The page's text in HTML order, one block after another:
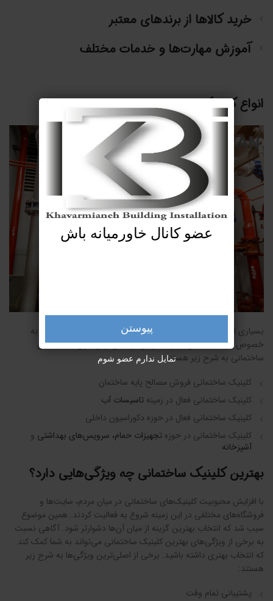
خرید کالاها از برندهای معتبر
آموزش مهارت‌ها و خدمات مختلف
انواع کلینیک ساختمانی
بسیاری از کلینیک‌های ساختمانی به صورت تخصصی و در یک حوزه به
خصوص به فعالیت می‌پردازند. برخی از اصلی‌ترین انواع کلینیک‌های
ساختمانی به شرح زیر هستند:
کلینیک ساختمانی فروش مصالح پایه ساختمان
کلینیک ساختمانی فعال در زمینه تاسیسات آب
کلینیک ساختمانی فعال در حوزه دکوراسیون داخلی
کلینیک ساختمانی در حوزه تجهیزات حمام، سرویس‌های بهداشتی و
آشپزخانه
بهترین کلینیک ساختمانی چه ویژگی‌هایی دارد؟
با افزایش محبوبیت کلینیک‌های ساختمانی در میان مردم، سایت‌ها و
فروشگا‌ه‌های مختلفی در این زمینه شروع به فعالیت کردند. همین موضوع
سبب شد که انتخاب بهترین گزینه از میان آن‌ها دشوارتر شود. آگاهی نسبت
به برخی از ویژگی‌های بهترین کلینیک ساختمانی می‌تواند به شما کمک کند
که انتخاب بهتری داشته باشید. برخی از اصلی‌ترین ویژگی‌ها به شرح زیر
هستند:
پشتیبانی تمام وقت
عضو کانال خاورمیانه باش
پیوستن
تمایل ندارم عضو شوم